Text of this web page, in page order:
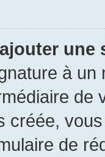
une
à un
créée,
de